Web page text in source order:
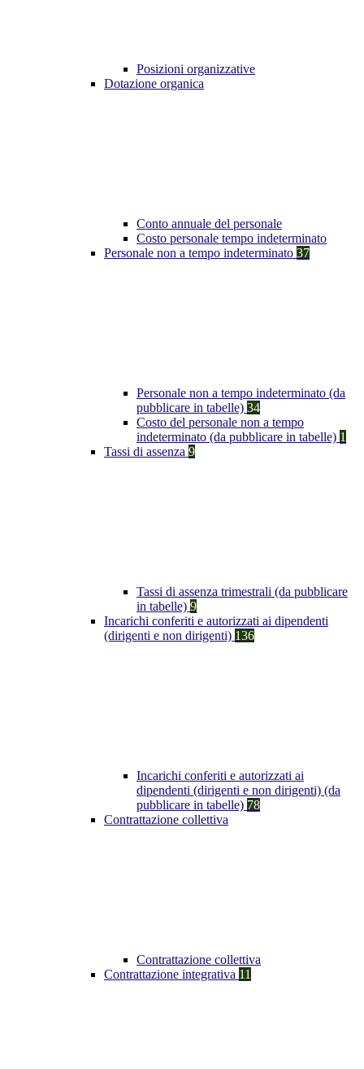
Posizioni organizzative
Dotazione organica
Conto annuale del personale
Costo personale tempo indeterminato
Personale non a tempo indeterminato 37
Personale non a tempo indeterminato (da
pubblicare in tabelle) 34
Costo del personale non a tempo
indeterminato (da pubblicare in tabelle) 1
Tassi di assenza 9
Tassi di assenza trimestrali (da pubblicare
in tabelle) 9
Incarichi conferiti e autorizzati ai dipendenti
(dirigenti e non dirigenti) 136
Incarichi conferiti e autorizzati ai
dipendenti (dirigenti e non dirigenti) (da
pubblicare in tabelle) 78
Contrattazione collettiva
Contrattazione collettiva
Contrattazione integrativa 11